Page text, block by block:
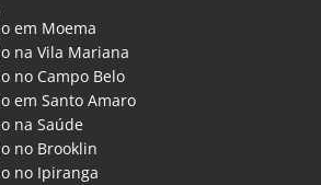
em Moema
na Vila Mariana
no Campo Belo
em Santo Amaro
na Saúde
no Brooklin
no Ipiranga